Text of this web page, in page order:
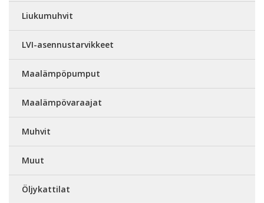
Liukumuhvit
LVI-asennustarvikkeet
Maalämpöpumput
Maalämpövaraajat
Muhvit
Muut
Öljykattilat